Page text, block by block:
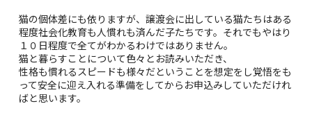
猫の個体差にも依りますが、譲渡会に出している猫たちはある
程度社会化教育も人慣れも済んだ子たちです。それでもやはり
１０日程度で全てがわかるわけではありません。
猫と暮らすことについて色々とお読みいただき、
性格も慣れるスピードも様々だということを想定をし覚悟をも
って安全に迎え入れる準備をしてからお申込みしていただけれ
ばと思います。